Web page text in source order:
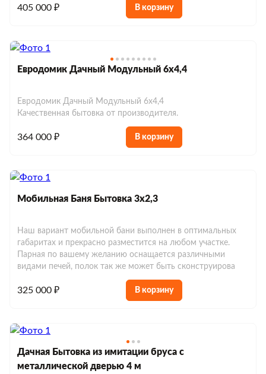
405 000 ₽ В корзину
Евродомик Дачный Модульный 6х4,4
Евродомик Дачный Модульный 6х4,4
Качественная бытовка от производителя.
364 000 ₽ В корзину
Мобильная Баня Бытовка 3х2,3
Наш вариант мобильной бани выполнен в оптимальных
габаритах и прекрасно разместится на любом участке.
Парная по вашему желанию оснащается различными
видами печей, полок так же может быть сконструирова
325 000 ₽ В корзину
Дачная Бытовка из имитации бруса с
металлической дверью 4 м